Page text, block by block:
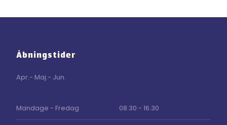
Åbningstider
Apr.- Maj.- Jun.
​Mandage - Fredag 08.30 - 16.30